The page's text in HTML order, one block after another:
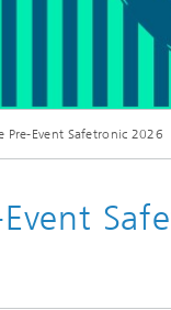
Pre-Event Safetronic 2026